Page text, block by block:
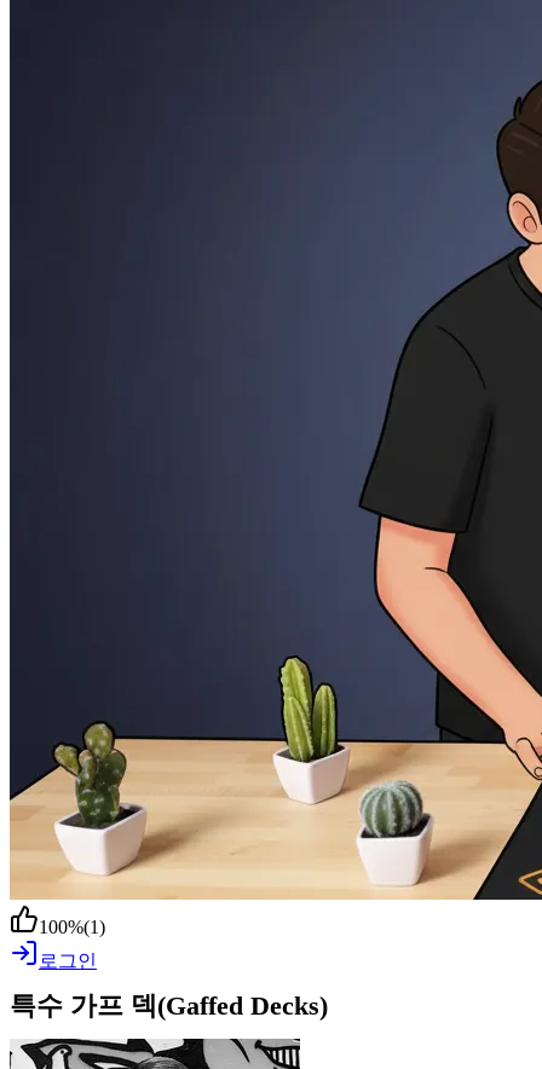
100%(1)
로그인
특수 가프 덱(Gaffed Decks)